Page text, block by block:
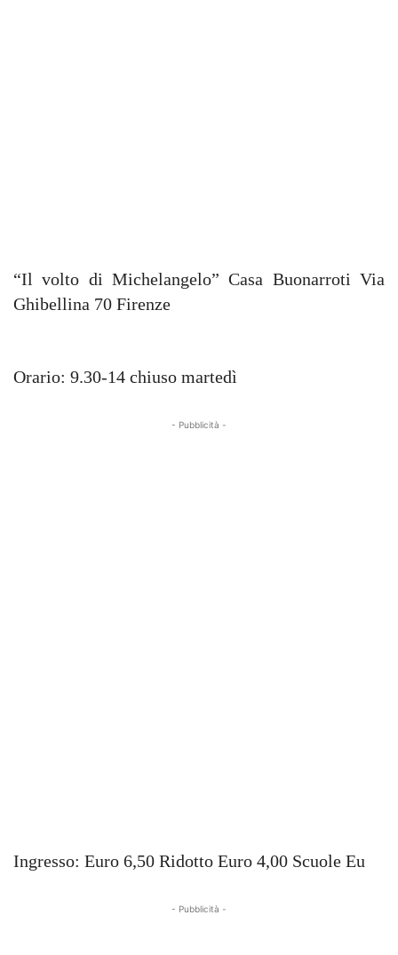
“Il volto di Michelangelo” Casa Buonarroti Via
Ghibellina 70 Firenze
Orario: 9.30-14 chiuso martedì
- Pubblicità -
Ingresso: Euro 6,50 Ridotto Euro 4,00 Scuole Eu
- Pubblicità -